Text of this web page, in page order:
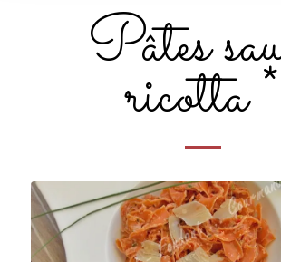
Pâtes
ricotta *